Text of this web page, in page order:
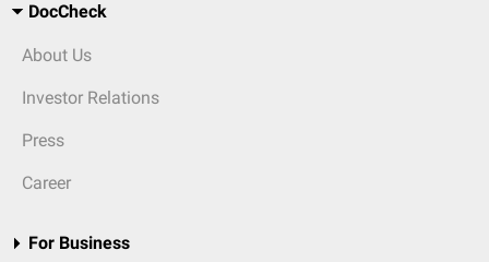
DocCheck
About Us
Investor Relations
Press
Career
For Business